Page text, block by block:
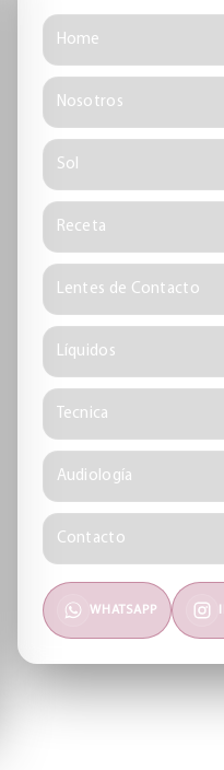
Home
Nosotros
Sol
Receta
Lentes de Contacto
Líquidos
Tecnica
Audiología
Contacto
WHATSAPP